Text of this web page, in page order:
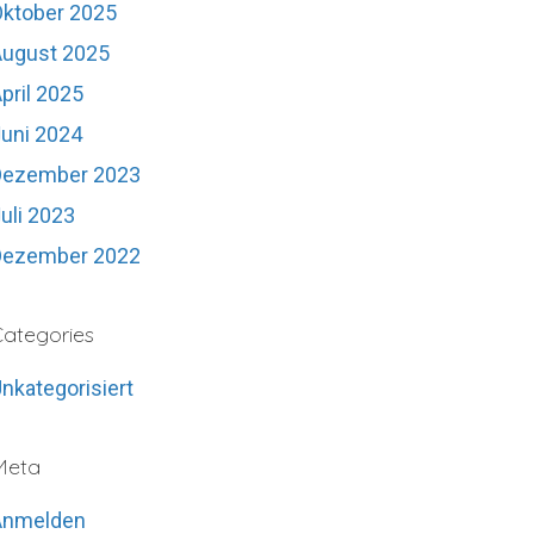
2025
2025
2025
2024
2023
2023
2022